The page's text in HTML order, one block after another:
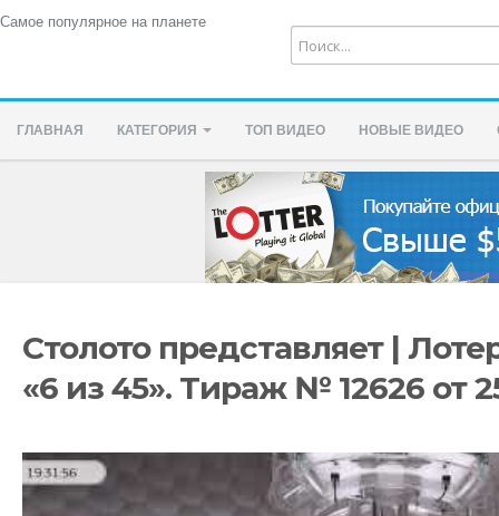
Самое популярное на планете
ГЛАВНАЯ КАТЕГОРИЯ ТОП ВИДЕО НОВЫЕ ВИДЕО
Столото представляет |
«6 из 45». Тираж № 12626 от